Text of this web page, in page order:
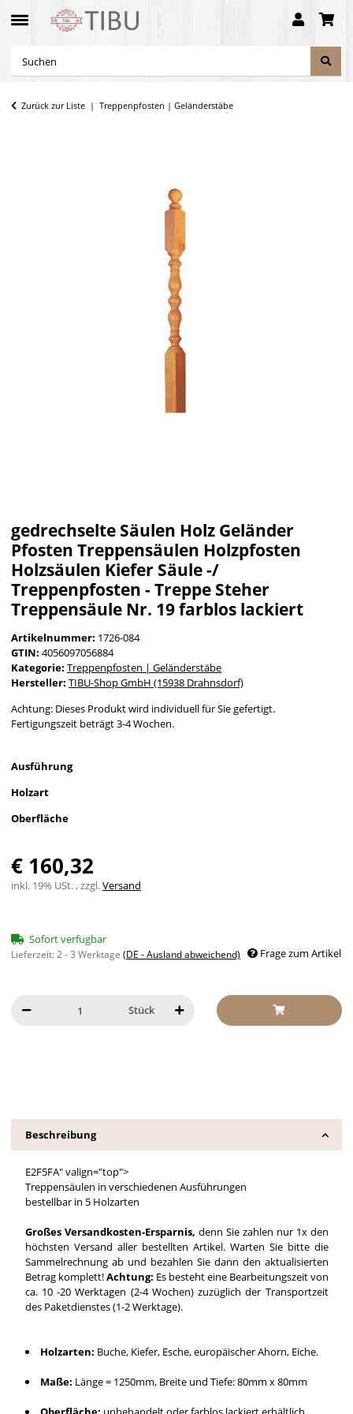
Zurück zur Liste Treppenpfosten | Geländerstäbe
gedrechselte Säulen Holz Geländer
Pfosten Treppensäulen Holzpfosten
Holzsäulen Kiefer Säule -/
Treppenpfosten - Treppe Steher
Treppensäule Nr. 19 farblos lackiert
Artikelnummer: 1726-084
GTIN: 4056097056884
Kategorie: Treppenpfosten | Geländerstäbe
Hersteller: TIBU-Shop GmbH (15938 Drahnsdorf)
Achtung: Dieses Produkt wird individuell für Sie gefertigt.
Fertigungszeit beträgt 3-4 Wochen.
Ausführung
Holzart
Oberfläche
€ 160,32
inkl. 19% USt. , zzgl.Versand
Sofort verfügbar
Lieferzeit:2 - 3 Werktage (DE - Ausland abweichend) Frage zum Artikel
Stück
Beschreibung
E2F5FA" valign="top">
Treppensäulen in verschiedenen Ausführungen
bestellbar in 5 Holzarten
Großes Versandkosten-Ersparnis, denn Sie zahlen nur 1x den
höchsten Versand aller bestellten Artikel. Warten Sie bitte die
Sammelrechnung ab und bezahlen Sie dann den aktualisierten
Betrag komplett!Achtung: Es besteht eine Bearbeitungszeit von
ca. 10 -20 Werktagen (2-4 Wochen) zuzüglich der Transportzeit
des Paketdienstes (1-2 Werktage).
Holzarten: Buche, Kiefer, Esche, europäischer Ahorn, Eiche.
Maße: Länge = 1250mm, Breite und Tiefe: 80mm x 80mm